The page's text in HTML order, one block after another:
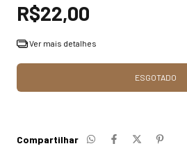
R$22,00
Ver mais detalhes
Compartilhar